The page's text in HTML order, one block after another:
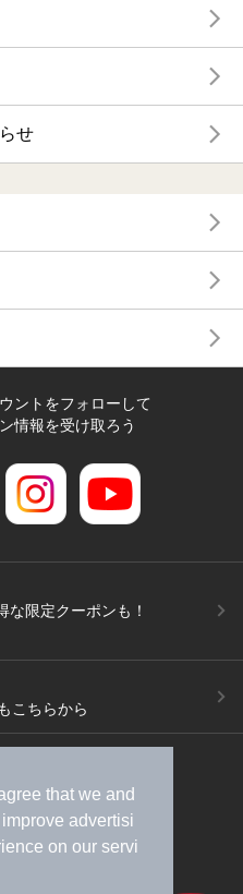
that we and
advertisi
on our servi
せ
ントをフォローして
情報を受け取ろう
な限定クーポンも！
こちらから
広告出稿のご案内
ルMEMBERS+規約
記
ヘルプ
採用情報